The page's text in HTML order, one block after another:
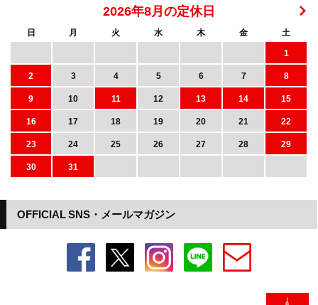
OFFICIAL SNS・メールマガジン
2026年8月の定休日
日 月 火 水 木 金
土
1
2
3 4 5 6 7
8
9
10 11 12 13 14
15
16
17 18 19 20 21
22
23
24 25 26 27 28
29
30
31